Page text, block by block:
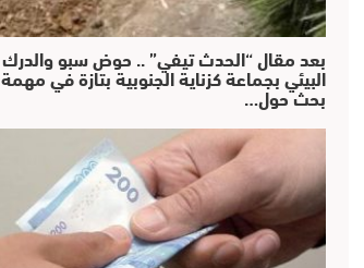
بعد مقال “الحدث تيفي” .. حوض سبو والدرك
البيئي بجماعة كزناية الجنوبية بتازة في مهمة
بحث حول…